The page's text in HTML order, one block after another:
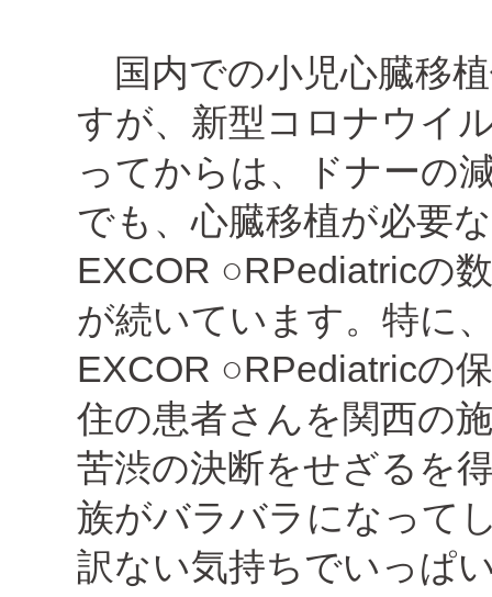
国内での小児心臓移
すが、新型コロナウイ
ってからは、ドナーの
でも、心臓移植が必要
EXCOR ○RPediatricの
が続いています。特に
EXCOR ○RPediatricの
住の患者さんを関西の
苦渋の決断をせざるを
族がバラバラになって
訳ない気持ちでいっぱ